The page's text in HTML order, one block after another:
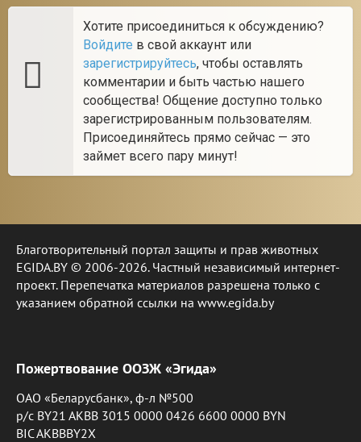
Хотите присоединиться к обсуждению?
Войдите в свой аккаунт или
зарегистрируйтесь, чтобы оставлять
комментарии и быть частью нашего
сообщества! Общение доступно только
зарегистрированным пользователям.
Присоединяйтесь прямо сейчас — это
займет всего пару минут!
Благотворительный портал защиты и прав животных
EGIDA.BY © 2006-2026. Частный независимый интернет-
проект. Перепечатка материалов разрешена только с
указанием обратной ссылки на www.egida.by
Пожертвование ООЗЖ «Эгида»
ОАО «Беларусбанк», ф-л №500
р/с BY21 AKBB 3015 0000 0426 6600 0000 BYN
BIC AKBBBY2X